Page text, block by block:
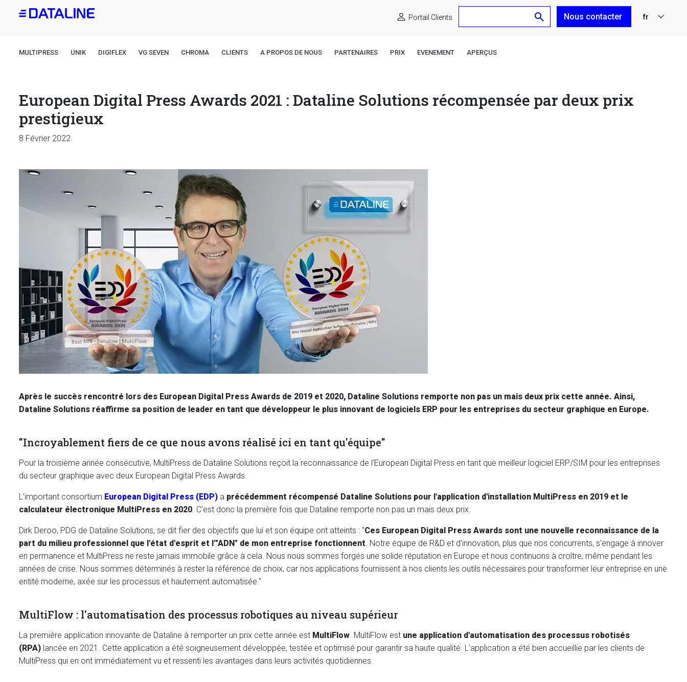
Portail Clients Nous contacter fr
MULTIPRESS UNIK DIGIFLEX VG SEVEN CHROMA CLIENTS A PROPOS DE NOUS PARTENAIRES PRIX EVENEMENT APERÇUS
European Digital Press Awards 2021 : Dataline Solutions récompensée par deux prix
prestigieux
8 Février 2022
Après le succès rencontré lors des European Digital Press Awards de 2019 et 2020, Dataline Solutions remporte non pas un mais deux prix cette année. Ainsi,
Dataline Solutions réaffirme sa position de leader en tant que développeur le plus innovant de logiciels ERP pour les entreprises du secteur graphique en Europe.
"Incroyablement fiers de ce que nous avons réalisé ici en tant qu'équipe"
Pour la troisième année consécutive, MultiPress de Dataline Solutions reçoit la reconnaissance de l'European Digital Press en tant que meilleur logiciel ERP/SIM pour les entreprises
du secteur graphique avec deux European Digital Press Awards.
L'important consortium European Digital Press (EDP) a précédemment récompensé Dataline Solutions pour l'application d'installation MultiPress en 2019 et le
calculateur électronique MultiPress en 2020. C'est donc la première fois que Dataline remporte non pas un mais deux prix.
Dirk Deroo, PDG de Dataline Solutions, se dit fier des objectifs que lui et son équipe ont atteints : "Ces European Digital Press Awards sont une nouvelle reconnaissance de la
part du milieu professionnel que l'état d'esprit et l'"ADN" de mon entreprise fonctionnent. Notre équipe de R&D et d'innovation, plus que nos concurrents, s'engage à innover
en permanence et MultiPress ne reste jamais immobile grâce à cela. Nous nous sommes forgés une solide réputation en Europe et nous continuons à croître, même pendant les
années de crise. Nous sommes déterminés à rester la référence de choix, car nos applications fournissent à nos clients les outils nécessaires pour transformer leur entreprise en une
entité moderne, axée sur les processus et hautement automatisée."
MultiFlow : l'automatisation des processus robotiques au niveau supérieur
La première application innovante de Dataline à remporter un prix cette année est MultiFlow. MultiFlow est une application d'automatisation des processus robotisés
(RPA) lancée en 2021. Cette application a été soigneusement développée, testée et optimisé pour garantir sa haute qualité. L'application a été bien accueillie par les clients de
MultiPress qui en ont immédiatement vu et ressenti les avantages dans leurs activités quotidiennes.